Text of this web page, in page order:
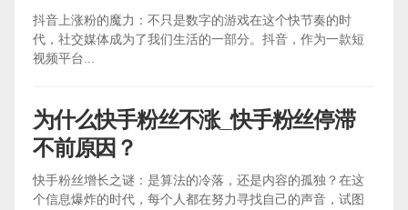
抖音上涨粉的魔力：不只是数字的游戏在这个快节奏的时
代，社交媒体成为了我们生活的一部分。抖音，作为一款短
视频平台...
为什么快手粉丝不涨_快手粉丝停滞
不前原因？
快手粉丝增长之谜：是算法的冷落，还是内容的孤独？在这
个信息爆炸的时代，每个人都在努力寻找自己的声音，试图